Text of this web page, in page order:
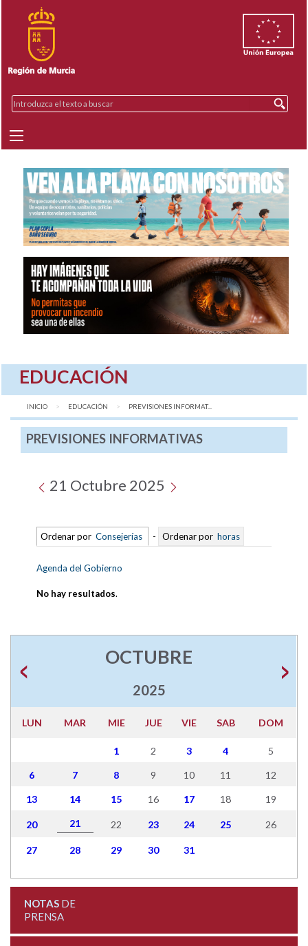
EDUCACIÓN
INICIO EDUCACIÓN AQUÍ:
PREVISIONES INFORMAT...
PREVISIONES INFORMATIVAS
21 Octubre 2025
Ordenar por Consejerías - Ordenar por horas
Agenda del Gobierno
No hay resultados.
OCTUBRE
2025
LUN MAR MIE JUE VIE SAB DOM
1 2 3 4 5
6 7 8 9 10 11 12
13 14 15 16 17 18 19
20 21 22 23 24 25 26
27 28 29 30 31
NOTASDE
PRENSA